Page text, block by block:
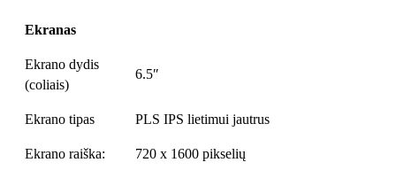
Ekranas
Ekrano dydis
(coliais)
6.5″
Ekrano tipas PLS IPS lietimui jautrus
Ekrano raiška: 720 x 1600 pikselių